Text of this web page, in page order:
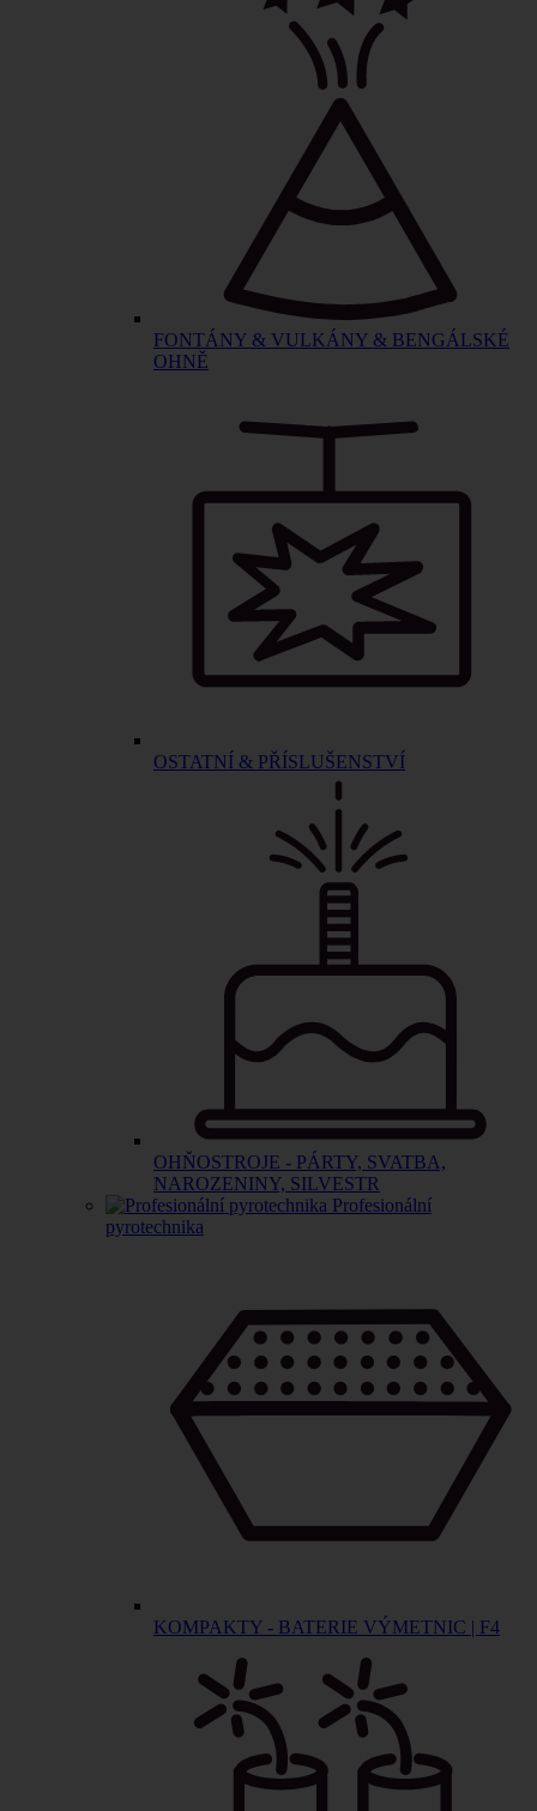
FONTÁNY & VULKÁNY & BENGÁLSKÉ
OHNĚ
OSTATNÍ & PŘÍSLUŠENSTVÍ
OHŇOSTROJE - PÁRTY, SVATBA,
NAROZENINY, SILVESTR
Profesionální
pyrotechnika
KOMPAKTY - BATERIE VÝMETNIC | F4